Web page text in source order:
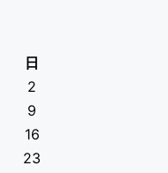
日
2
9
16
23